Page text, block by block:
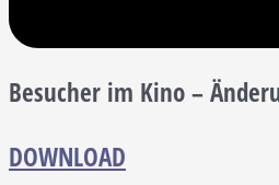
Besucher im Kino –
DOWNLOAD